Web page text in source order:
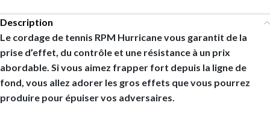
Description
Le cordage de tennis RPM Hurricane vous garantit de la
prise d’effet, du contrôle et une résistance à un prix
abordable. Si vous aimez frapper fort depuis la ligne de
fond, vous allez adorer les gros effets que vous pourrez
produire pour épuiser vos adversaires.